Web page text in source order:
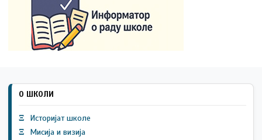
О ШКОЛИ
Ξ
Историјат школе
Ξ
Мисија и визија